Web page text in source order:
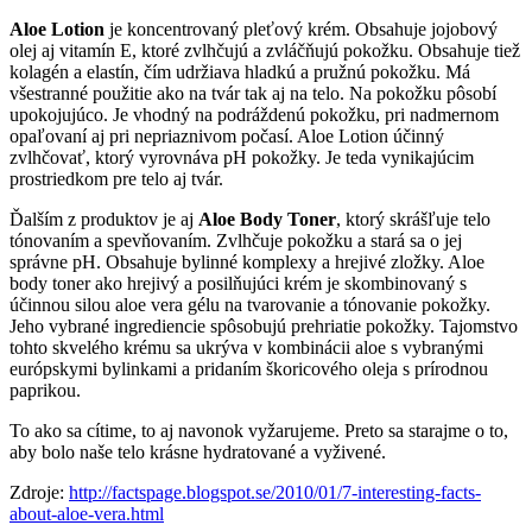
Aloe Lotion je koncentrovaný pleťový krém. Obsahuje jojobový
olej aj vitamín E, ktoré zvlhčujú a zvláčňujú pokožku. Obsahuje tiež
kolagén a elastín, čím udržiava hladkú a pružnú pokožku. Má
všestranné použitie ako na tvár tak aj na telo. Na pokožku pôsobí
upokojujúco. Je vhodný na podráždenú pokožku, pri nadmernom
opaľovaní aj pri nepriaznivom počasí. Aloe Lotion účinný
zvlhčovať, ktorý vyrovnáva pH pokožky. Je teda vynikajúcim
prostriedkom pre telo aj tvár.
Ďalším z produktov je aj Aloe Body Toner, ktorý skrášľuje telo
tónovaním a spevňovaním. Zvlhčuje pokožku a stará sa o jej
správne pH. Obsahuje bylinné komplexy a hrejivé zložky. Aloe
body toner ako hrejivý a posilňujúci krém je skombinovaný s
účinnou silou aloe vera gélu na tvarovanie a tónovanie pokožky.
Jeho vybrané ingrediencie spôsobujú prehriatie pokožky. Tajomstvo
tohto skvelého krému sa ukrýva v kombinácii aloe s vybranými
európskymi bylinkami a pridaním škoricového oleja s prírodnou
paprikou.
To ako sa cítime, to aj navonok vyžarujeme. Preto sa starajme o to,
aby bolo naše telo krásne hydratované a vyživené.
Zdroje: http://factspage.blogspot.se/2010/01/7-interesting-facts-
about-aloe-vera.html